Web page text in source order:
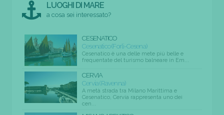
LUOGHI DI MARE
a cosa sei interessato?
CESENATICO
Cesenatico (Forli-Cesena)
Cesenatico è una delle mete più belle e
frequentate del turismo balneare in Em...
CERVIA
Cervia (Ravenna)
A metà strada tra Milano Marittima e
Cesenatico, Cervia rappresenta uno dei
cen...